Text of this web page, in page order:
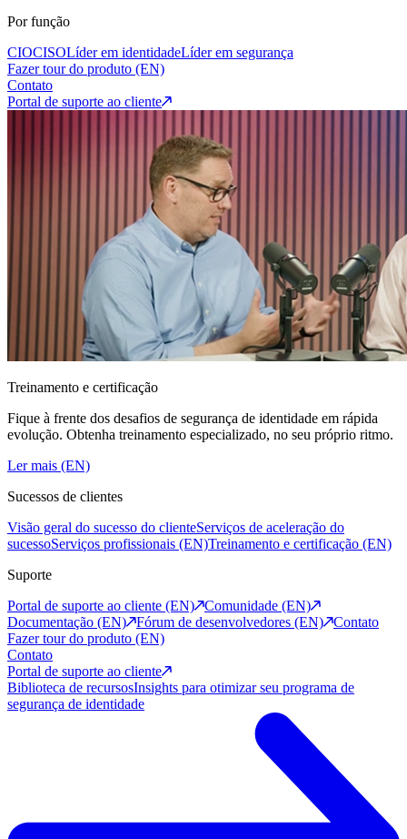
Por função
CIOCISOLíder em identidadeLíder em segurança
Fazer tour do produto (EN)
Contato
Portal de suporte ao cliente
Treinamento e certificação
Fique à frente dos desafios de segurança de identidade em rápida
evolução. Obtenha treinamento especializado, no seu próprio ritmo.
Ler mais (EN)
Sucessos de clientes
Visão geral do sucesso do clienteServiços de aceleração do
sucessoServiços profissionais (EN)Treinamento e certificação (EN)
Suporte
Portal de suporte ao cliente (EN)
Comunidade (EN)
Documentação (EN)
Fórum de desenvolvedores (EN)
Contato
Fazer tour do produto (EN)
Contato
Portal de suporte ao cliente
Biblioteca de recursosInsights para otimizar seu programa de
segurança de identidade